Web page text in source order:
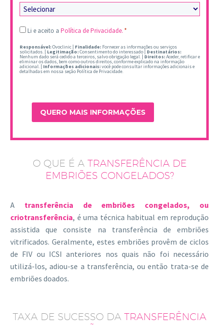
Legal
Li e aceito a Política de Privacidade.*
Responsável:Ovoclinic | Finalidade: Fornecer as informações ou serviços
solicitados. | Legitimação:Consentimento do interessado | Destinatários:
Nenhum dado será cedido a terceiros, salvo obrigação legal. | Direitos:Aceder, retificar e
eliminar os dados, bem como outros direitos, conforme explicado na informação
adicional. | Informações adicionais:você pode consultar informações adicionais e
detalhadas em nossa seção Política de Privacidade.
O QUE É A TRANSFERÊNCIA DE
EMBRIÕES CONGELADOS?
A transferência de embriões congelados, ou
criotransferência, é uma técnica habitual em reprodução
assistida que consiste na transferência de embriões
vitrificados. Geralmente, estes embriões provêm de ciclos
de FIV ou ICSI anteriores nos quais não foi necessário
utilizá-los, adiou-se a transferência, ou então trata-se de
embriões doados.
TAXA DE SUCESSO DA TRANSFERÊNCIA